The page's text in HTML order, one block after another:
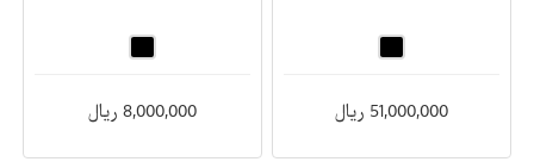
51,000,000 ریال 8,000,000 ریال